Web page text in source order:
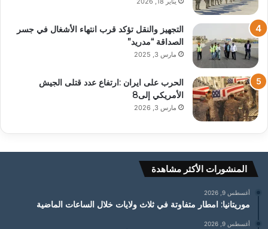
التجهيز والنقل تؤكد قرب انتهاء الأشغال في جسر
الصداقة “مدريد”
مارس 3, 2025
الحرب على ايران :ارتفاع عدد قتلى الجيش
الأمريكي إلى8
مارس 3, 2026
المنشورات الأكثر مشاهدة
أغسطس 9, 2026
موريتانيا: امطار متفاوتة في ثلاث ولايات خلال الساعات الماضية
أغسطس 9, 2026